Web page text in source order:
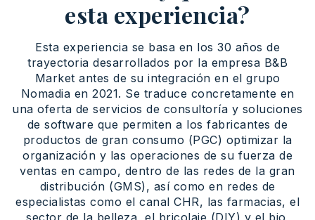
esta experiencia?
Esta experiencia se basa en los 30 años de
trayectoria desarrollados por la empresa B&B
Market antes de su integración en el grupo
Nomadia en 2021. Se traduce concretamente en
una oferta de servicios de consultoría y soluciones
de software que permiten a los fabricantes de
productos de gran consumo (PGC) optimizar la
organización y las operaciones de su fuerza de
ventas en campo, dentro de las redes de la gran
distribución (GMS), así como en redes de
especialistas como el canal CHR, las farmacias, el
sector de la belleza, el bricolaje (DIY) y el bio.